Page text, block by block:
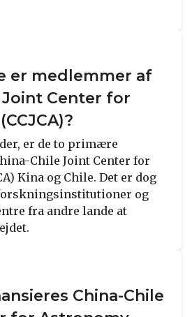
er medlemmer af
Joint Center for
er de to primære
Chile Joint Center for
Kina og Chile. Det er dog
og
fra andre lande at
China-Chile